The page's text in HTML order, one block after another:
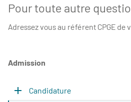
Pour toute autre
Adressez vous au référent CPGE de
Admission
Candidature